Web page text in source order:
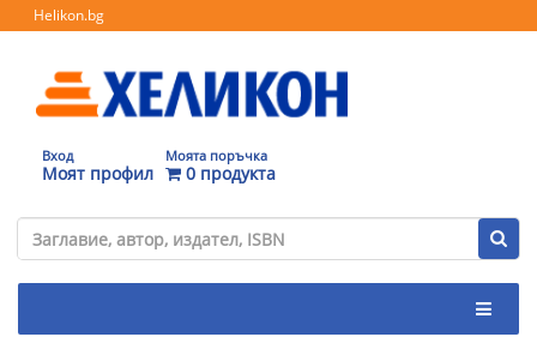
Helikon.bg
Вход
Моят профил
Моята поръчка
0 продукта